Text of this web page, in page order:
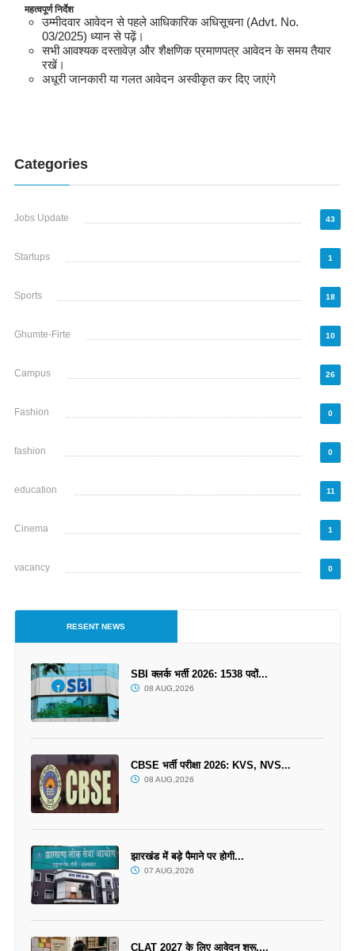
महत्वपूर्ण निर्देश
उम्मीदवार आवेदन से पहले आधिकारिक अधिसूचना (Advt. No.
03/2025) ध्यान से पढ़ें।
सभी आवश्यक दस्तावेज़ और शैक्षणिक प्रमाणपत्र आवेदन के समय तैयार
रखें।
अधूरी जानकारी या गलत आवेदन अस्वीकृत कर दिए जाएंगे
Categories
Jobs Update 43
Startups 1
Sports 18
Ghumte-Firte 10
Campus 26
Fashion 0
fashion 0
education 11
Cinema 1
vacancy 0
RESENT NEWS
SBI क्लर्क भर्ती 2026: 1538 पदों...
08 AUG,2026
CBSE भर्ती परीक्षा 2026: KVS, NVS...
08 AUG,2026
झारखंड में बड़े पैमाने पर होगी...
07 AUG,2026
CLAT 2027 के लिए आवेदन शुरू,...